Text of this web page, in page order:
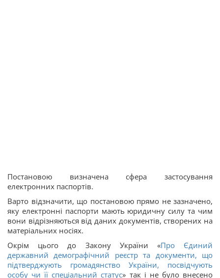
Постановою визначена сфера застосування
електронних паспортів.
Варто відзначити, що постановою прямо не зазначено,
яку електронні паспорти мають юридичну силу та чим
вони відрізняються від даних документів, створених на
матеріальних носіях.
Окрім цього до Закону України «Про Єдиний
державний демографічний реєстр та документи, що
підтверджують громадянство України, посвідчують
особу чи її спеціальний статус» так і не було внесено